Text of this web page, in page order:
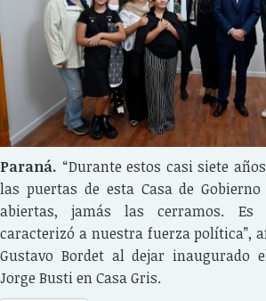
Paraná. “Durante estos casi siete
las puertas de esta Casa de
abiertas, jamás las cerramos. Es
caracterizó a nuestra fuerza política”,
Gustavo Bordet al dejar inaugurado
Jorge Busti en Casa Gris.